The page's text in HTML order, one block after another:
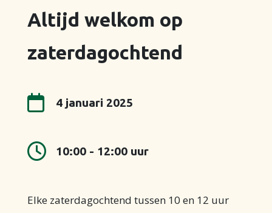
Altijd welkom op
zaterdagochtend
 4 januari 2025
 10:00 - 12:00 uur
Elke zaterdagochtend tussen 10 en 12 uur